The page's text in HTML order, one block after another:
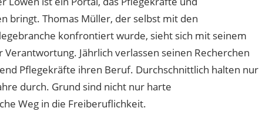
bringt. Thomas Müller, der selbst mit den
konfrontiert wurde, sieht sich mit seinem
Jährlich verlassen seinen Recherchen
Pflegekräfte ihren Beruf. Durchschnittlich halten nur
durch. Grund sind nicht nur harte
Weg in die Freiberuflichkeit.